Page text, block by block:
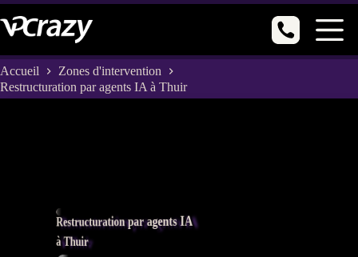
Passer
au
contenu
Accueil
Zones d'intervention
Restructuration par agents IA à Thuir
Restructuration par agents IA
à Thuir